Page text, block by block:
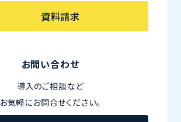
資料請求
お問い合わせ
導入のご相談など
お気軽にお問合せください。